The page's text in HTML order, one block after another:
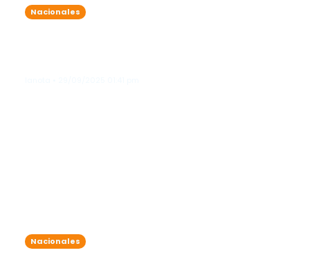
Nacionales
Nacionales